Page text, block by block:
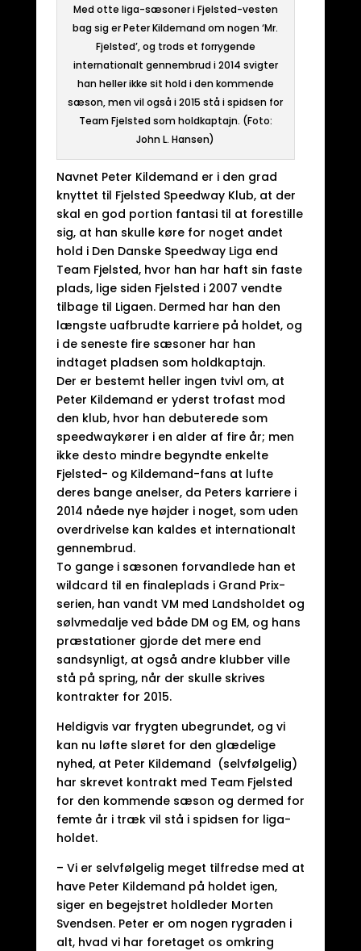
Med otte liga-sæsoner i Fjelsted-vesten
bag sig er Peter Kildemand om nogen ‘Mr.
Fjelsted’, og trods et forrygende
internationalt gennembrud i 2014 svigter
han heller ikke sit hold i den kommende
sæson, men vil også i 2015 stå i spidsen for
Team Fjelsted som holdkaptajn. (Foto:
John L. Hansen)
Navnet Peter Kildemand er i den grad
knyttet til Fjelsted Speedway Klub, at der
skal en god portion fantasi til at forestille
sig, at han skulle køre for noget andet
hold i Den Danske Speedway Liga end
Team Fjelsted, hvor han har haft sin faste
plads, lige siden Fjelsted i 2007 vendte
tilbage til Ligaen. Dermed har han den
længste uafbrudte karriere på holdet, og
i de seneste fire sæsoner har han
indtaget pladsen som holdkaptajn.
Der er bestemt heller ingen tvivl om, at
Peter Kildemand er yderst trofast mod
den klub, hvor han debuterede som
speedwaykører i en alder af fire år; men
ikke desto mindre begyndte enkelte
Fjelsted- og Kildemand-fans at lufte
deres bange anelser, da Peters karriere i
2014 nåede nye højder i noget, som uden
overdrivelse kan kaldes et internationalt
gennembrud.
To gange i sæsonen forvandlede han et
wildcard til en finaleplads i Grand Prix-
serien, han vandt VM med Landsholdet og
sølvmedalje ved både DM og EM, og hans
præstationer gjorde det mere end
sandsynligt, at også andre klubber ville
stå på spring, når der skulle skrives
kontrakter for 2015.
Heldigvis var frygten ubegrundet, og vi
kan nu løfte sløret for den glædelige
nyhed, at Peter Kildemand (selvfølgelig)
har skrevet kontrakt med Team Fjelsted
for den kommende sæson og dermed for
femte år i træk vil stå i spidsen for liga-
holdet.
– Vi er selvfølgelig meget tilfredse med at
have Peter Kildemand på holdet igen,
siger en begejstret holdleder Morten
Svendsen. Peter er om nogen rygraden i
alt, hvad vi har foretaget os omkring